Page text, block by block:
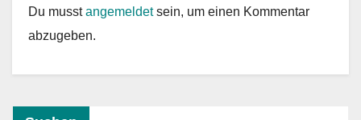
Du musstangemeldetsein, um einen Kommentar
abzugeben.